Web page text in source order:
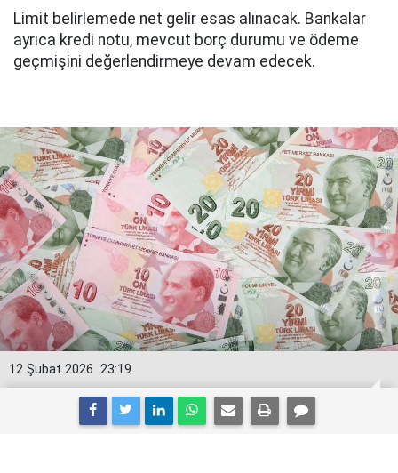
Limit belirlemede net gelir esas alınacak. Bankalar
ayrıca kredi notu, mevcut borç durumu ve ödeme
geçmişini değerlendirmeye devam edecek.
23:19
12 Şubat 2026